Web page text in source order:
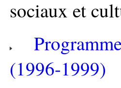
sociaux et
(1996-1999)